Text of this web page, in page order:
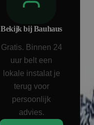
Bekijk bij Bauhaus
Gratis. Binnen 24
uur belt een
lokale instalat je
terug voor
persoonlijk
advies.